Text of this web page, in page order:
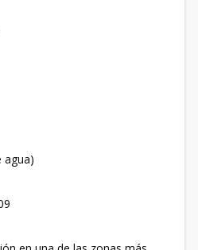
agua)